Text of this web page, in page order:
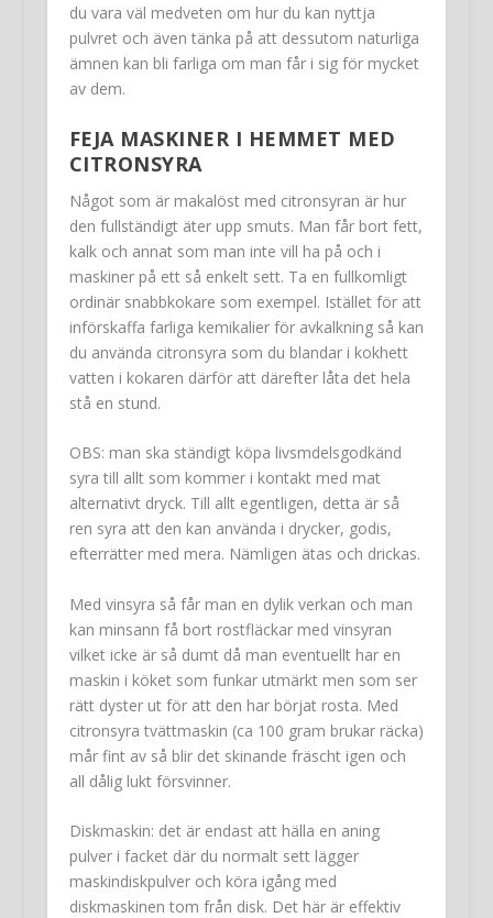
du vara väl medveten om hur du kan nyttja
pulvret och även tänka på att dessutom naturliga
ämnen kan bli farliga om man får i sig för mycket
av dem.
FEJA MASKINER I HEMMET MED
CITRONSYRA
Något som är makalöst med citronsyran är hur
den fullständigt äter upp smuts. Man får bort fett,
kalk och annat som man inte vill ha på och i
maskiner på ett så enkelt sett. Ta en fullkomligt
ordinär snabbkokare som exempel. Istället för att
införskaffa farliga kemikalier för avkalkning så kan
du använda citronsyra som du blandar i kokhett
vatten i kokaren därför att därefter låta det hela
stå en stund.
OBS: man ska ständigt köpa livsmdelsgodkänd
syra till allt som kommer i kontakt med mat
alternativt dryck. Till allt egentligen, detta är så
ren syra att den kan använda i drycker, godis,
efterrätter med mera. Nämligen ätas och drickas.
Med vinsyra så får man en dylik verkan och man
kan minsann få bort rostfläckar med vinsyran
vilket icke är så dumt då man eventuellt har en
maskin i köket som funkar utmärkt men som ser
rätt dyster ut för att den har börjat rosta. Med
citronsyra tvättmaskin (ca 100 gram brukar räcka)
mår fint av så blir det skinande fräscht igen och
all dålig lukt försvinner.
Diskmaskin: det är endast att hälla en aning
pulver i facket där du normalt sett lägger
maskindiskpulver och köra igång med
diskmaskinen tom från disk. Det här är effektiv